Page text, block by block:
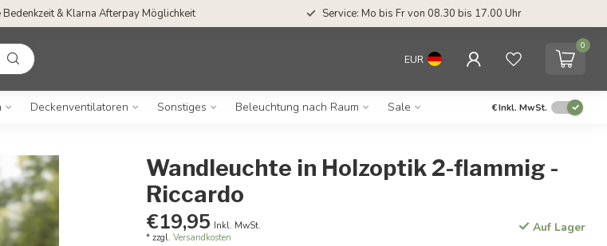
Bedenkzeit & Klarna Afterpay Möglichkeit Service: Mo bis Fr von 08.30 bis 17.00 Uhr
EUR
0
Deckenventilatoren Sonstiges Beleuchtung nach Raum Sale €Inkl. MwSt.
Wandleuchte in Holzoptik 2-flammig -
Riccardo
€19,95 Inkl. MwSt.
* zzgl.Versandkosten
Auf Lager